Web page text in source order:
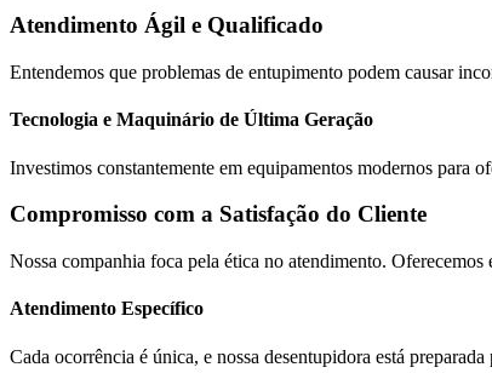
Atendimento Ágil e Qualificado
Entendemos que problemas de entupimento podem causar
Tecnologia e Maquinário de Última Geração
Investimos constantemente em equipamentos modernos para
Compromisso com a Satisfação do Cliente
Nossa companhia foca pela ética no atendimento.
Atendimento Específico
Cada ocorrência é única, e nossa desentupidora está